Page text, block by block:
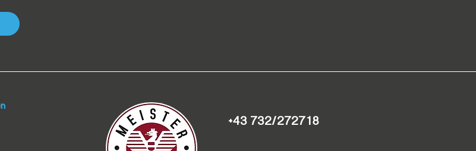
+43 732/272718